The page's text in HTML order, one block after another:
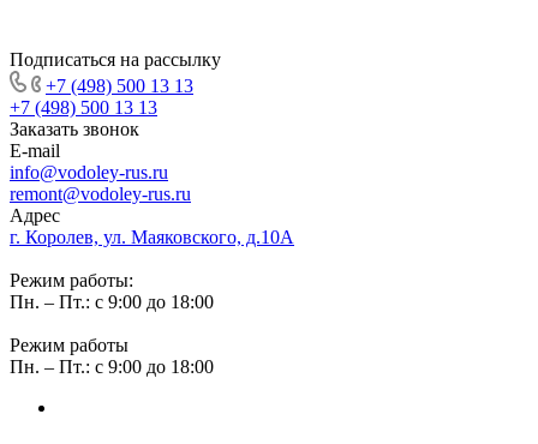
Подписаться на рассылку
+7 (498) 500 13 13
+7 (498) 500 13 13
Заказать звонок
E-mail
info@vodoley-rus.ru
remont@vodoley-rus.ru
Адрес
г. Королев, ул. Маяковского, д.10А
Режим работы:
Пн. – Пт.: с 9:00 до 18:00
Режим работы
Пн. – Пт.: с 9:00 до 18:00